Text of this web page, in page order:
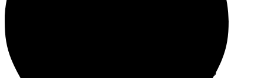
ФотоКнига "Премиум" 20x30
от 4990